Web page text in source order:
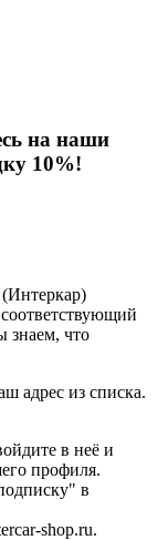
на наши
10%!
знаем, что
адрес из списка.
в неё и
профиля.
в
shop.ru.